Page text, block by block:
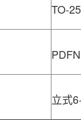
TO-
立式